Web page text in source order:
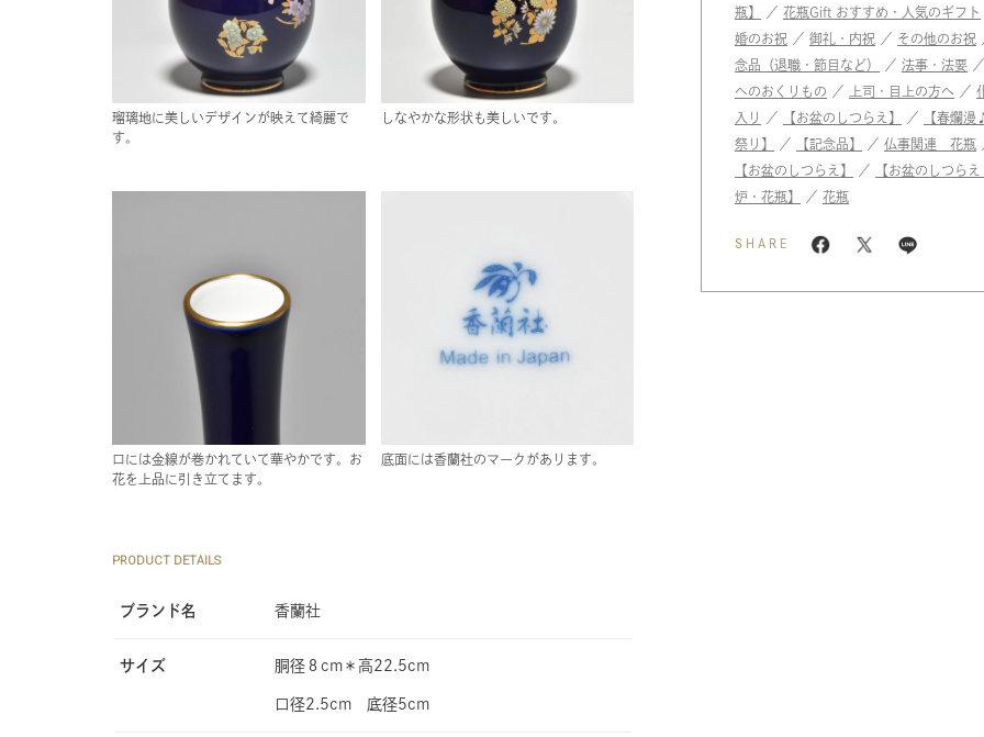
瑠璃地に美しいデザインが映えて綺麗で
す。
しなやかな形状も美しいです。
口には金線が巻かれていて華やかです。お
花を上品に引き立てます。
底面には香蘭社のマークがあります。
PRODUCT DETAILS
ブランド名 香蘭社
サイズ 胴径８cm＊高22.5cm
口径2.5cm 底径5cm
瓶】
／ 花瓶Gift おすすめ・人気のギフト
婚のお祝 ／ 御礼・内祝 ／ その他のお祝
念品（退職・節目など）
／ 法事・法要
へのおくりもの ／ 上司・目上の方へ ／
入り
／ 【お盆のしつらえ】 ／
【春爛
祭り】
／ 【記念品】 ／ 仏事関連 花瓶
【お盆のしつらえ】
／
【お盆のしつら
炉・花瓶】
／ 花瓶
SHARE